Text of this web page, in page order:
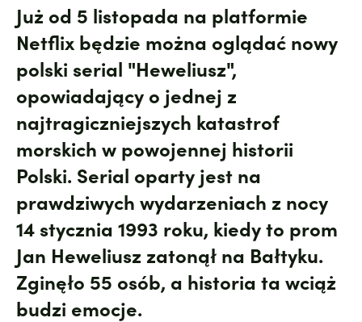
Już od 5 listopada na platformie
Netflix będzie można oglądać nowy
polski serial "Heweliusz",
opowiadający o jednej z
najtragiczniejszych katastrof
morskich w powojennej historii
Polski. Serial oparty jest na
prawdziwych wydarzeniach z nocy
14 stycznia 1993 roku, kiedy to prom
Jan Heweliusz zatonął na Bałtyku.
Zginęło 55 osób, a historia ta wciąż
budzi emocje.